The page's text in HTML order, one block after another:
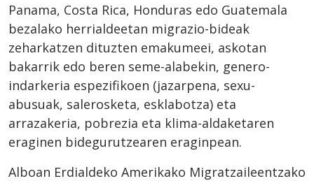
Panama, Costa Rica, Honduras edo Guatemala
bezalako herrialdeetan migrazio-bideak
zeharkatzen dituzten emakumeei, askotan
bakarrik edo beren seme-alabekin, genero-
indarkeria espezifikoen (jazarpena, sexu-
abusuak, salerosketa, esklabotza) eta
arrazakeria, pobrezia eta klima-aldaketaren
eraginen bidegurutzearen eraginpean.
Alboan Erdialdeko Amerikako Migratzaileentzako